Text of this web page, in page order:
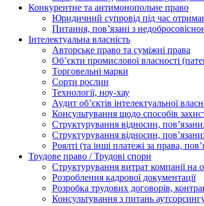
Конкурентне та антимонопольне право
Юридичний супровід під час
Питання, пов’язані з
Інтелектуальна власність
Авторське право та суміжні права
Oб’єкти промислової власності
Торговельні марки
Сорти рослин
Технології, ноу-хау
Аудит об’єктів інтелектуальної
Консультування щодо способів
Структурування відносин,
Структурування відносин,
Роялті (та інші платежі за права,
Трудове право / Трудові спори
Cтруктурування витрат компанії на
Розроблення кадрової документації
Розробка трудових договорів,
Консультування з питань